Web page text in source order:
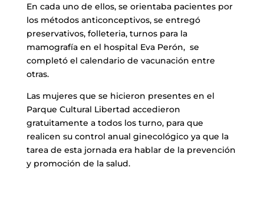
En cada uno de ellos, se orientaba pacientes por
los métodos anticonceptivos, se entregó
preservativos, folleteria, turnos para la
mamografía en el hospital Eva Perón, se
completó el calendario de vacunación entre
otras.
Las mujeres que se hicieron presentes en el
Parque Cultural Libertad accedieron
gratuitamente a todos los turno, para que
realicen su control anual ginecológico ya que la
tarea de esta jornada era hablar de la prevención
y promoción de la salud.